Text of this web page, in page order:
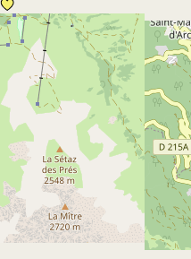
Décoration du
logement